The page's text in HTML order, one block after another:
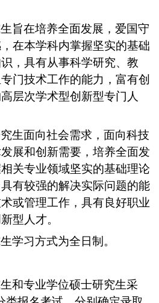
旨在培养全面发展，爱国守
在本学科内掌握坚实的基础
，具有从事科学研究、教
门技术工作的能力，富有创
层次学术型创新型专门人
生面向社会需求，面向科技
展和创新需要，培养全面发
关专业领域坚实的基础理论
有较强的解决实际问题的能
或管理工作，具有良好职业
型人才。
学习方式为全日制。
和专业学位硕士研究生采